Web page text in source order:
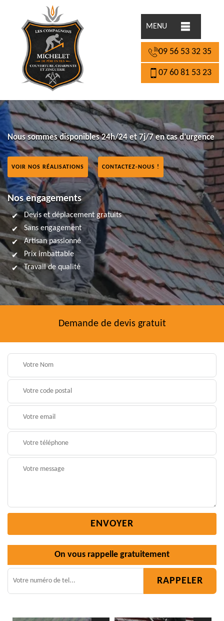
MENU
09 56 53 32 35
07 60 81 53 23
Nous sommes disponibles 24h/24 et 7j/7 en cas d’urgence
VOIR NOS RÉALISATIONS CONTACTEZ-NOUS !
Nos engagements
Devis et déplacement gratuits
Sans engagement
Artisan passionné
Prix imbattable
Travail de qualité
Demande de devis gratuit
On vous rappelle gratuitement